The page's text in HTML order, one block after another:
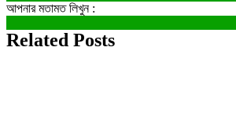
আপনার মতামত লিখুন :
Related Posts